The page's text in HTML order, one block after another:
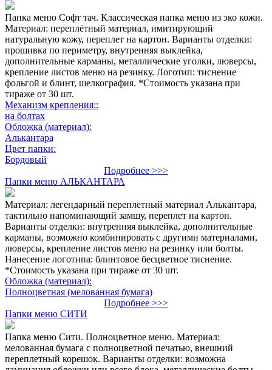
Папка меню Софт тач. Классическая папка меню из эко кожи.
Материал: переплётный материал, имитирующий
натуральную кожу, переплет на картон. Варианты отделки:
прошивка по периметру, внутренняя выклейка,
дополнительные карманы, металлические уголки, люверсы,
крепление листов меню на резинку. Логотип: тиснение
фольгой и блинт, шелкография. *Стоимость указана при
тираже от 30 шт.
Механизм крепления::
на болтах
Обложка (материал):
Алькантара
Цвет папки:
Бордовый
Подробнее >>>
Папки меню АЛЬКАНТАРА
Материал: легендарный переплетный материал Алькантара,
тактильно напоминающий замшу, переплет на картон.
Варианты отделки: внутренняя выклейка, дополнительные
карманы, возможно комбинировать с другими материалами,
люверсы, крепление листов меню на резинку или болты.
Нанесение логотипа: блинтовое бесцветное тиснение.
*Стоимость указана при тираже от 30 шт.
Обложка (материал):
Полноцветная (мелованная бумага)
Подробнее >>>
Папки меню СИТИ
Папка меню Сити. Полноцветное меню. Материал:
мелованная бумага с полноцветной печатью, внешний
переплетный корешок. Варианты отделки: возможна